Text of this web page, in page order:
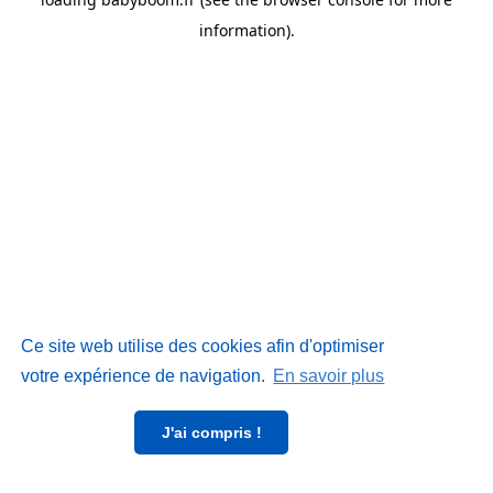
Ce site web utilise des cookies afin d'optimiser
votre expérience de navigation. En savoir plus
J'ai compris !
information).